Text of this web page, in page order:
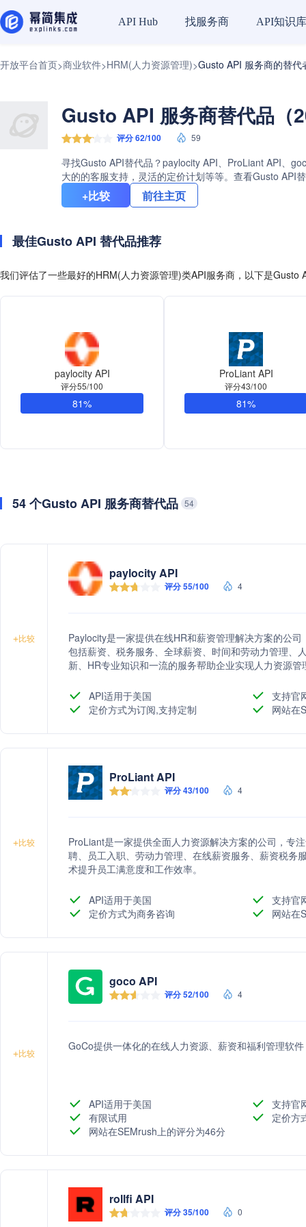
API Hub 找服务商 API知识库
开放平台首页>商业软件>HRM(人力资源管理)>Gusto API 服务商的替代
Gusto API 服务商替代品（
评分 62/100 59
寻找Gusto API替代品？paylocity API、ProLiant API、
大的的客服支持，灵活的定价计划等等。查看Gusto API
+比较 前往主页
最佳Gusto API 替代品推荐
我们评估了一些最好的HRM(人力资源管理)类API服务商，以下是Gusto
paylocity API
评分55/100
81%
ProLiant API
评分43/100
81%
54 个Gusto API 服务商替代品 54
+比较
paylocity API
评分 55/100 4
Paylocity是一家提供在线HR和薪资管理解决方案的公
包括薪资、税务服务、全球薪资、时间和劳动力管理、
新、HR专业知识和一流的服务帮助企业实现人力资源管
API适用于美国
支持官
定价方式为订阅,支持定制
网站在
+比较
ProLiant API
评分 43/100 4
ProLiant是一家提供全面人力资源解决方案的公司，专
聘、员工入职、劳动力管理、在线薪资服务、薪资税务
术提升员工满意度和工作效率。
API适用于美国
支持官
定价方式为商务咨询
网站在
+比较
goco API
评分 52/100 4
GoCo提供一体化的在线人力资源、薪资和福利管理软
API适用于美国
支持官
有限试用
定价方
网站在SEMrush上的评分为46分
rollfi API
评分 35/100 0